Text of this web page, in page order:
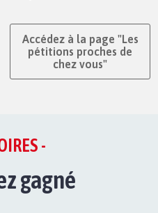
Accédez à la page "Les
pétitions proches de
chez vous"
-
gagné